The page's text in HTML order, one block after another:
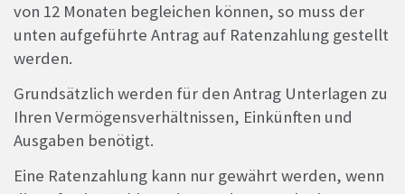
von 12 Monaten begleichen können, so muss der
unten aufgeführte Antrag auf Ratenzahlung gestellt
werden.
Grundsätzlich werden für den Antrag Unterlagen zu
Ihren Vermögensverhältnissen, Einkünften und
Ausgaben benötigt.
Eine Ratenzahlung kann nur gewährt werden, wenn